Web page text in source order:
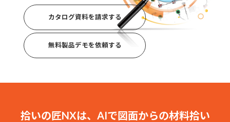
カタログ資料を請求する
無料製品デモを依頼する
拾いの匠NXは、AIで図面からの材料拾い